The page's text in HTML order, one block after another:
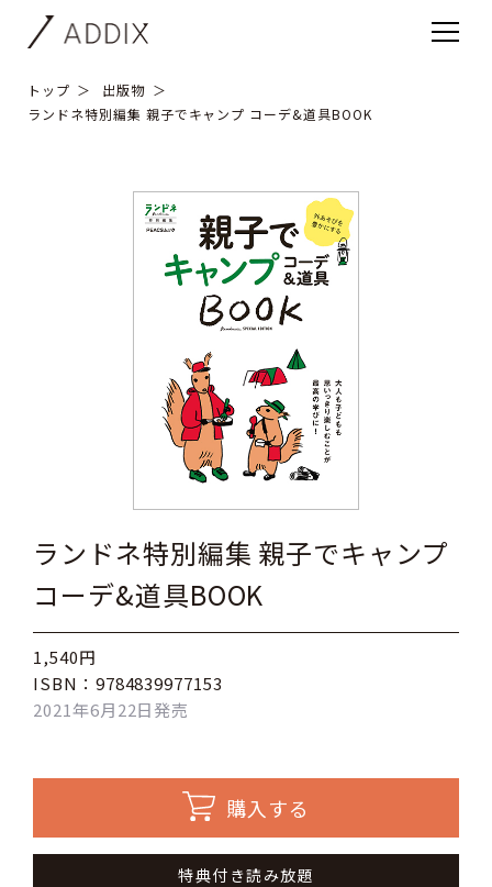
トップ
出版物
ランドネ特別編集 親子でキャンプ コーデ&道具BOOK
ランドネ特別編集 親子でキャンプ
コーデ&道具BOOK
1,540円
ISBN：9784839977153
2021年6月22日発売
購入する
特典付き読み放題